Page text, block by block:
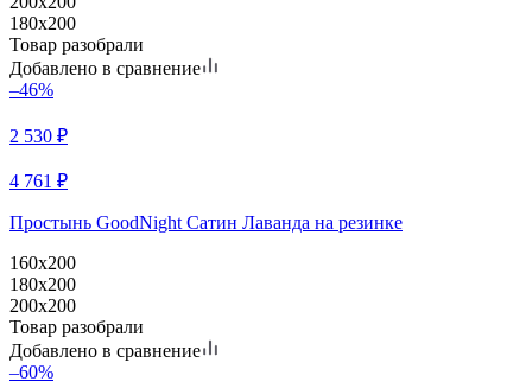
180x200
Товар разобрали
Добавлено в сравнение
–46%
2 530 ₽
4 761 ₽
Простынь GoodNight Сатин Лаванда на резинке
160x200
180x200
200x200
Товар разобрали
Добавлено в сравнение
–60%